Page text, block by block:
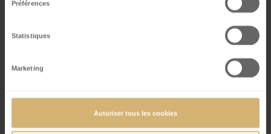
Préférences
Statistiques
Marketing
Autoriser tous les cookies